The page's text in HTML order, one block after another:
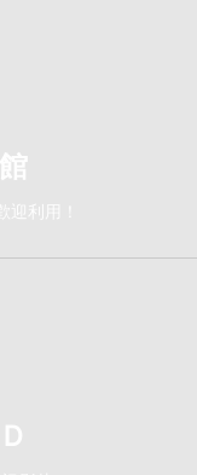
迎利用！